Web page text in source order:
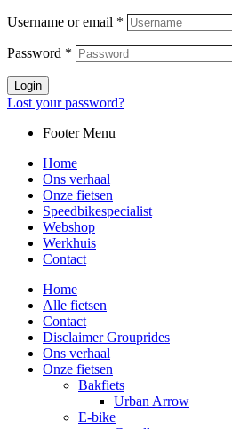
Username or email *
Password *
Login
Lost your password?
Footer Menu
Home
Ons verhaal
Onze fietsen
Speedbikespecialist
Webshop
Werkhuis
Contact
Home
Alle fietsen
Contact
Disclaimer Grouprides
Ons verhaal
Onze fietsen
Bakfiets
Urban Arrow
E-bike